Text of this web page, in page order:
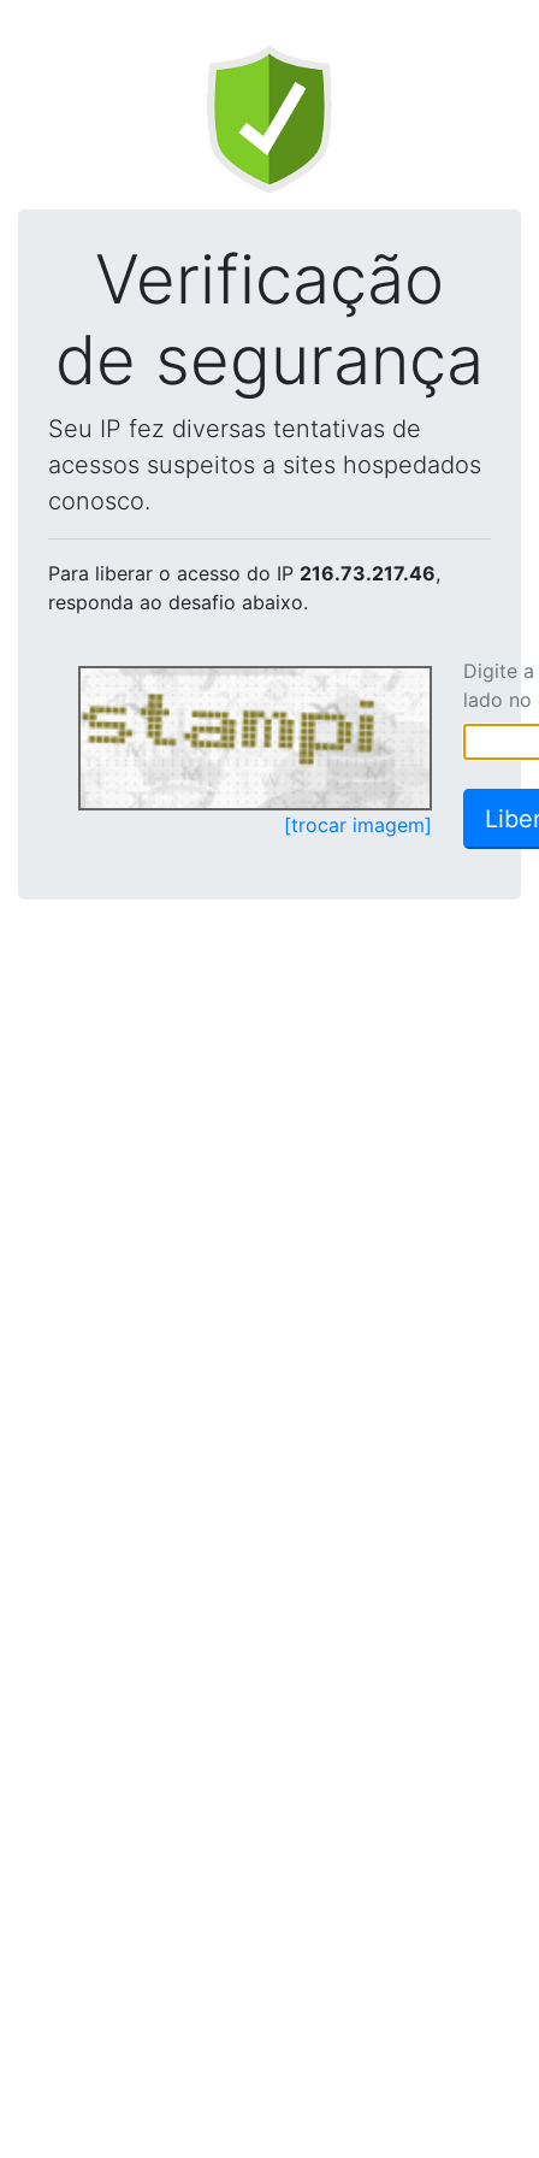
Verificação
de segurança
Seu IP fez diversas tentativas de
acessos suspeitos a sites hospedados
conosco.
Para liberar o acesso do IP 216.73.217.46,
responda ao desafio abaixo.
[trocar imagem]
Digite
lado no